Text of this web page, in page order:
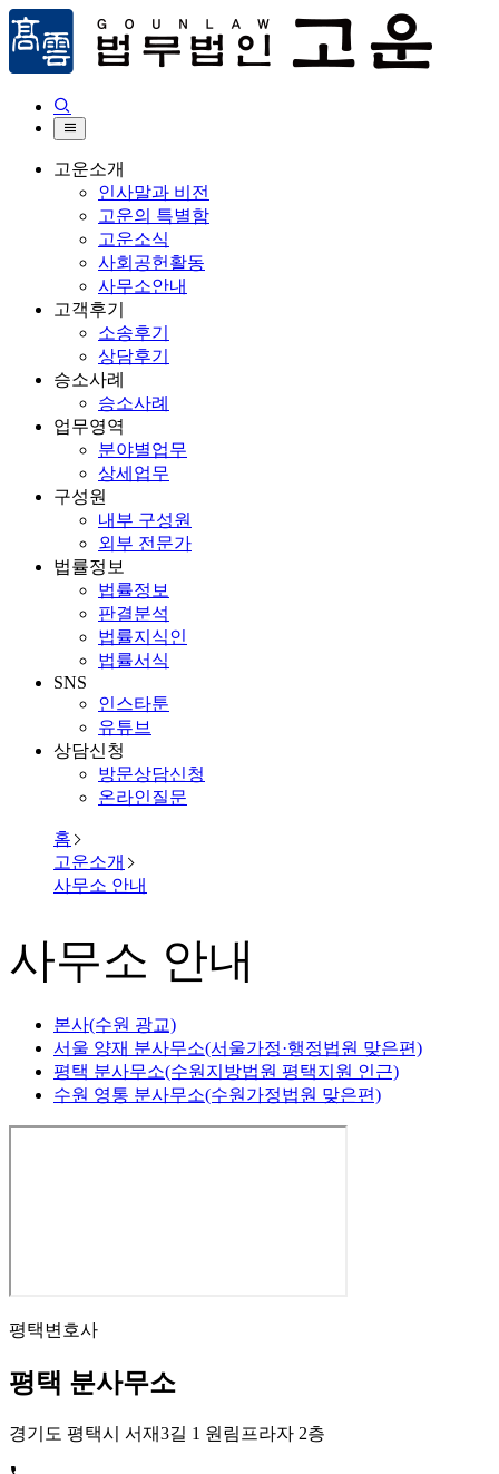


고운소개
인사말과 비전
고운의 특별함
고운소식
사회공헌활동
사무소안내
고객후기
소송후기
상담후기
승소사례
승소사례
업무영역
분야별업무
상세업무
구성원
내부 구성원
외부 전문가
법률정보
법률정보
판결분석
법률지식인
법률서식
SNS
인스타툰
유튜브
상담신청
방문상담신청
온라인질문
홈
고운소개
사무소 안내
사무소 안내
본사(수원 광교)
서울 양재 분사무소(서울가정·행정법원 맞은편)
평택 분사무소(수원지방법원 평택지원 인근)
수원 영통 분사무소(수원가정법원 맞은편)
평택변호사
평택 분사무소
경기도 평택시 서재3길 1 원림프라자 2층